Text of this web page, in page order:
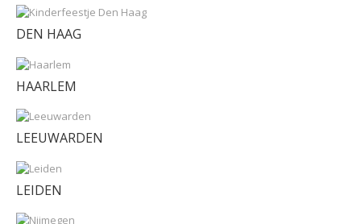
DEN HAAG
HAARLEM
LEEUWARDEN
LEIDEN